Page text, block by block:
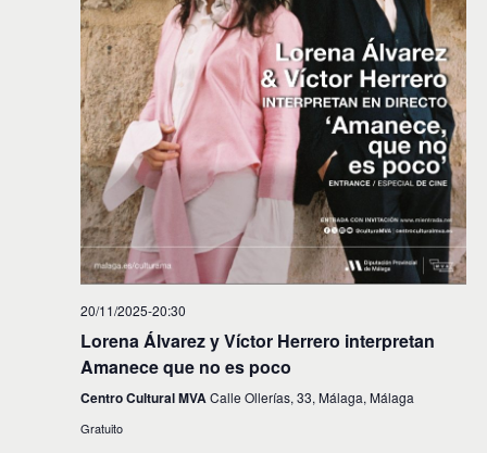
20/11/2025-20:30
Lorena Álvarez y Víctor Herrero interpretan
Amanece que no es poco
Centro Cultural MVACalle Ollerías, 33, Málaga, Málaga
Gratuito